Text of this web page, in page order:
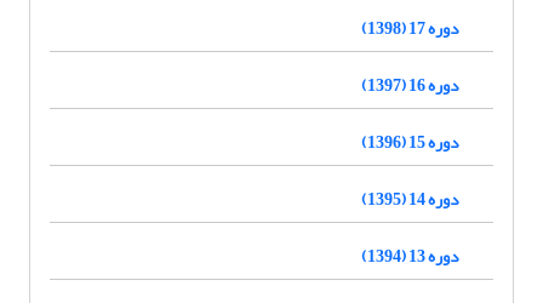
دوره 17 (1398)
دوره 16 (1397)
دوره 15 (1396)
دوره 14 (1395)
دوره 13 (1394)